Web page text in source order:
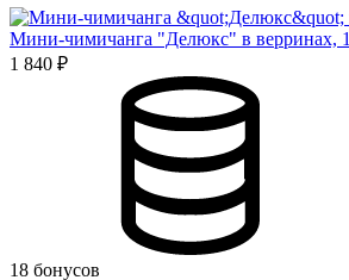
Мини-чимичанга "Делюкс" в верринах,
1 840 ₽
18 бонусов